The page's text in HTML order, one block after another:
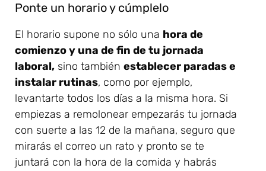
Ponte un horario y cúmplelo
El horario supone no sólo una hora de
comienzo y una de fin de tu jornada
laboral, sino también establecer paradas e
instalar rutinas, como por ejemplo,
levantarte todos los días a la misma hora. Si
empiezas a remolonear empezarás tu jornada
con suerte a las 12 de la mañana, seguro que
mirarás el correo un rato y pronto se te
juntará con la hora de la comida y habrás